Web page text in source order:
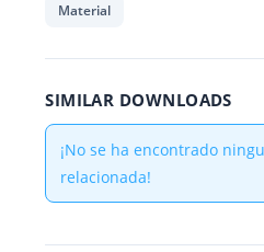
Material
SIMILAR DOWNLOADS
¡No se ha encontrado
relacionada!